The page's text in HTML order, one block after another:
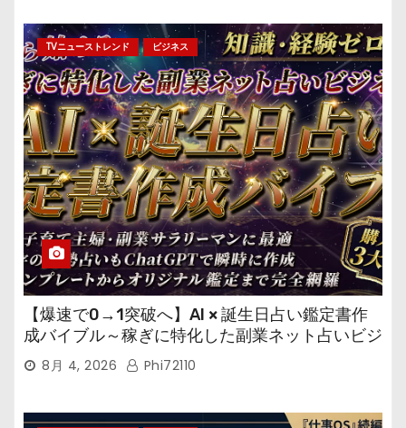
TVニューストレンド ビジネス
【爆速で0→1突破へ】AI × 誕生日占い鑑定書作
成バイブル～稼ぎに特化した副業ネット占いビジ
ネス8月 4, 2026 Phi72110